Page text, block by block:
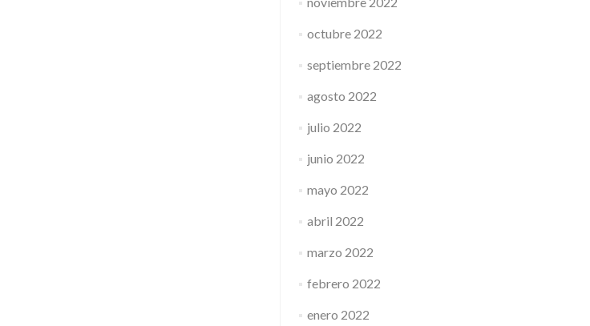
octubre 2022
septiembre 2022
agosto 2022
julio 2022
junio 2022
mayo 2022
abril 2022
marzo 2022
febrero 2022
enero 2022